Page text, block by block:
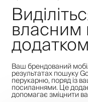
власним
додатком
Ваш брендований
результатах пошуку
перукарню, поряд із
посиланнями. Це
допомагає зміцнити